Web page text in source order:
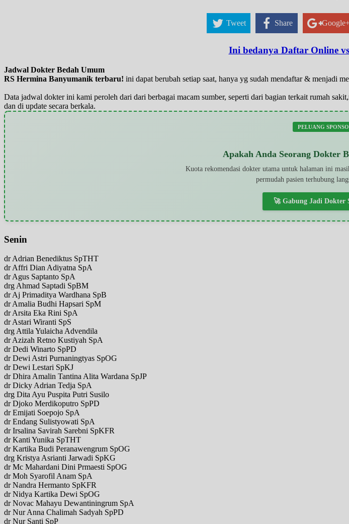
Tweet Share
Ini bedanya Daftar Online
Jadwal Dokter Bedah Umum
RS Hermina Banyumanik terbaru! ini dapat berubah setiap saat, hanya yg sudah mendaftar & menjadi
Data jadwal dokter ini kami peroleh dari dari berbagai macam sumber, seperti dari bagian terkait rumah
dan di update secara berkala.
PELUANG
Apakah Anda Seorang Dokter
Kuota rekomendasi dokter utama untuk halaman ini
permudah pasien terhubung
🚀 Gabung Jadi Dokter
Senin
dr Adrian Benediktus SpTHT
dr Affri Dian Adiyatna SpA
dr Agus Saptanto SpA
drg Ahmad Saptadi SpBM
dr Aj Primaditya Wardhana SpB
dr Amalia Budhi Hapsari SpM
dr Arsita Eka Rini SpA
dr Astari Wiranti SpS
drg Attila Yulaicha Advendila
dr Azizah Retno Kustiyah SpA
dr Dedi Winarto SpPD
dr Dewi Astri Purnaningtyas SpOG
dr Dewi Lestari SpKJ
dr Dhira Amalin Tantina Alita Wardana SpJP
dr Dicky Adrian Tedja SpA
drg Dita Ayu Puspita Putri Susilo
dr Djoko Merdikoputro SpPD
dr Emijati Soepojo SpA
dr Endang Sulistyowati SpA
dr Irsalina Savirah Sarebni SpKFR
dr Kanti Yunika SpTHT
dr Kartika Budi Peranawengrum SpOG
drg Kristya Asrianti Jarwadi SpKG
dr Mc Mahardani Dini Prmaesti SpOG
dr Moh Syarofil Anam SpA
dr Nandra Hermanto SpKFR
dr Nidya Kartika Dewi SpOG
dr Novac Mahayu Dewantiningrum SpA
dr Nur Anna Chalimah Sadyah SpPD
dr Nur Santi SpP